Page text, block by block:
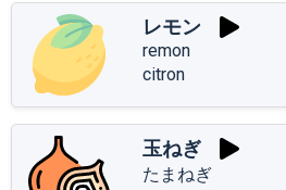
レモン
remon
citron
玉ねぎ
たまねぎ